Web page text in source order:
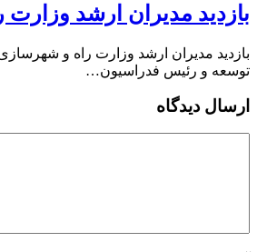
بازدید مدیران ارشد وزارت
بازدید مدیران ارشد وزارت راه و
توسعه و رئیس فدراسیون…
ارسال دیدگاه